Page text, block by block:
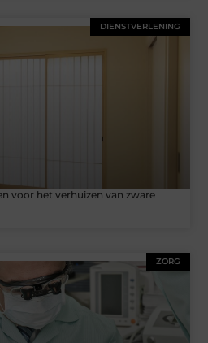
DIENSTVERLENING
voor het verhuizen van zware
ZORG